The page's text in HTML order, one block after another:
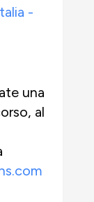
-
una
al